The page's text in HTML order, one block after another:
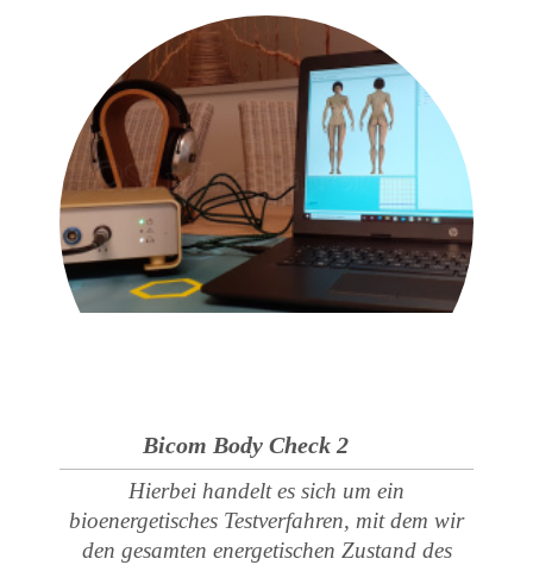
Bicom Body Check 2
Hierbei handelt es sich um ein
bioenergetisches Testverfahren, mit dem wir
den gesamten energetischen Zustand des